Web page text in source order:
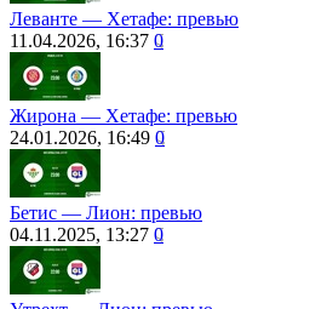
Леванте ― Хетафе: превью
11.04.2026, 16:37 0
Жирона — Хетафе: превью
24.01.2026, 16:49 0
Бетис ― Лион: превью
04.11.2025, 13:27 0